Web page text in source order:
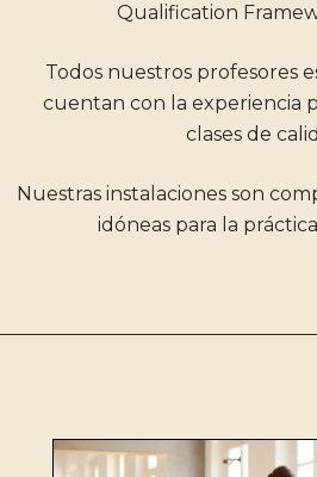
Qualification
Todos nuestros profesores
cuentan con la experiencia
clases de
Nuestras instalaciones son
idóneas para la